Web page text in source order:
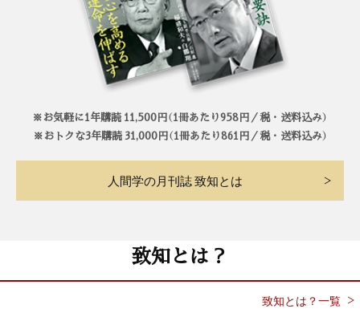
※お気軽に1年購読 11,500円（1冊あたり958円／税・送料込み）
※おトクな3年購読 31,000円（1冊あたり861円／税・送料込み）
人間学の月刊誌 致知とは
致知とは？
致知とは？一覧